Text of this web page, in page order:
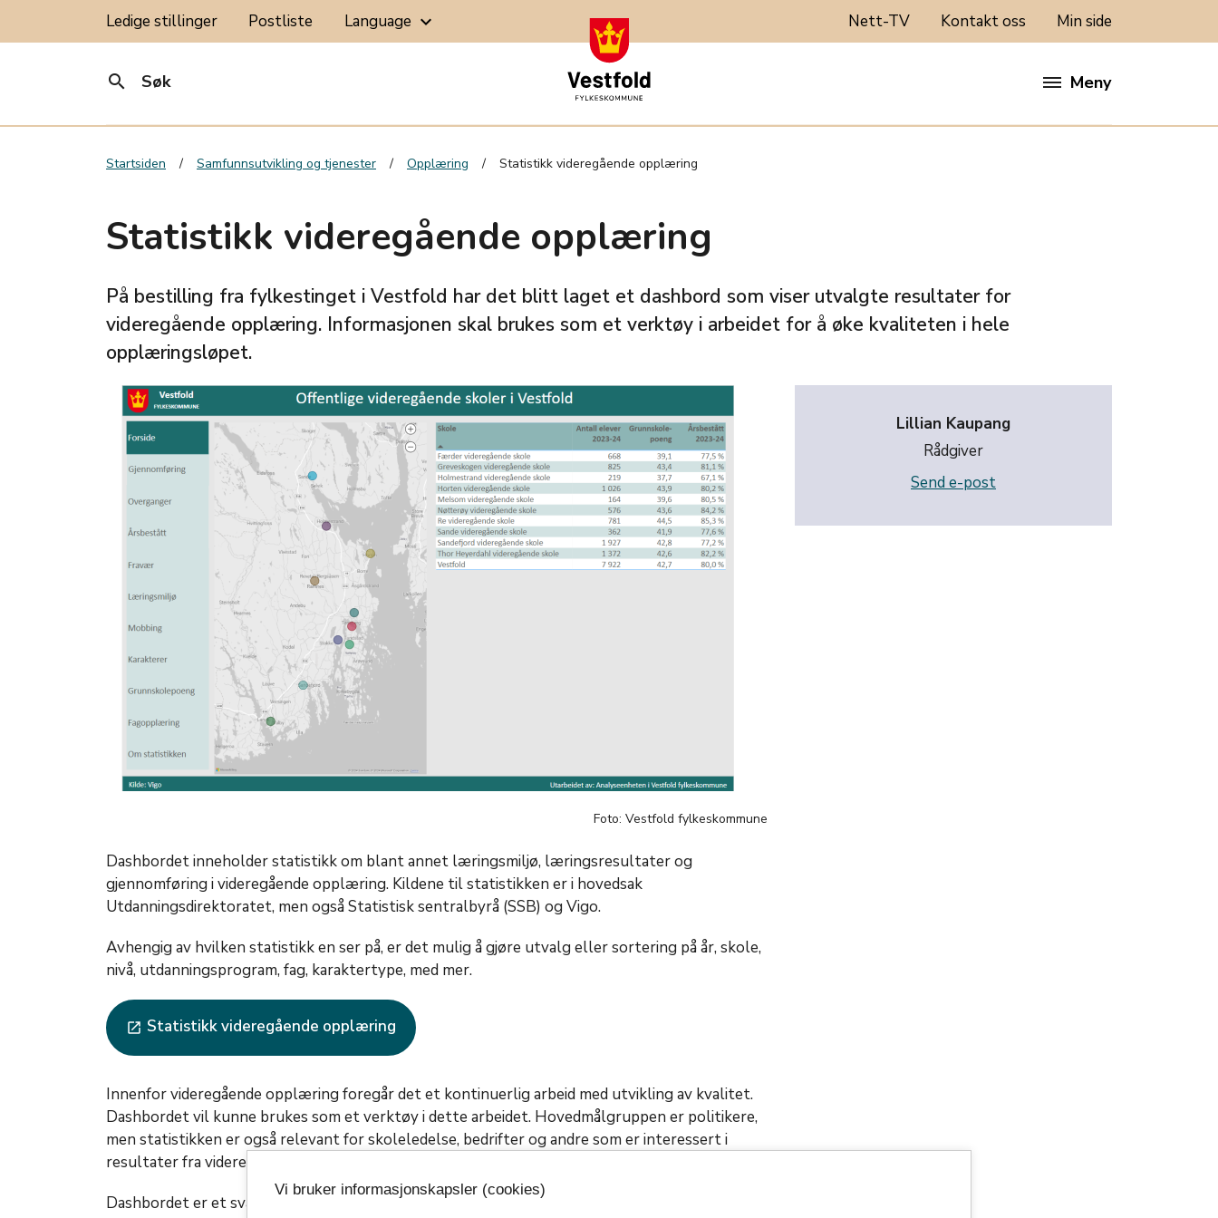
Ledige stillinger Postliste Language keyboard_arrow_down Nett-TV Kontakt oss Min side
search Søk Meny
Startsiden Samfunnsutvikling og tjenester Opplæring Statistikk videregående opplæring
Statistikk videregående opplæring
På bestilling fra fylkestinget i Vestfold har det blitt laget et dashbord som viser utvalgte resultater for
videregående opplæring. Informasjonen skal brukes som et verktøy i arbeidet for å øke kvaliteten i hele
opplæringsløpet.
Foto: Vestfold fylkeskommune
Dashbordet inneholder statistikk om blant annet læringsmiljø, læringsresultater og
gjennomføring i videregående opplæring. Kildene til statistikken er i hovedsak
Utdanningsdirektoratet, men også Statistisk sentralbyrå (SSB) og Vigo.
Avhengig av hvilken statistikk en ser på, er det mulig å gjøre utvalg eller sortering på år, skole,
nivå, utdanningsprogram, fag, karaktertype, med mer.
launch Statistikk videregående opplæring
Innenfor videregående opplæring foregår det et kontinuerlig arbeid med utvikling av kvalitet.
Dashbordet vil kunne brukes som et verktøy i dette arbeidet. Hovedmålgruppen er politikere,
men statistikken er også relevant for skoleledelse, bedrifter og andre som er interessert i
resultater fra videregående opplæring i Vestfold.
Dashbordet er et svar på fylkestingets vedtak i desember 2023 om at det skulle utarbeides et
Lillian Kaupang
Rådgiver
Send e-post
Vi bruker informasjonskapsler (cookies)